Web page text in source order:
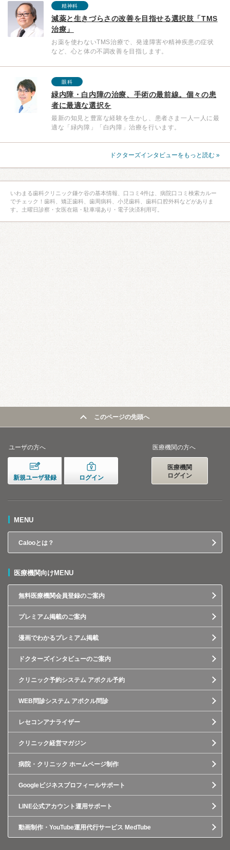
精神科
減薬と生きづらさの改善を目指せる選択肢「TMS
治療」
お薬を使わないTMS治療で、発達障害や精神疾患の症状
など、心と体の不調改善を目指します。
眼科
緑内障・白内障の治療、手術の最前線。個々の患
者に最適な選択を
最新の知見と豊富な経験を生かし、患者さま一人一人に最
適な「緑内障」「白内障」治療を行います。
ドクターズインタビューをもっと読む »
いわまる歯科クリニック鎌ケ谷の基本情報、口コミ4件は、病院口コミ検索カルー
でチェック！歯科、矯正歯科、歯周病科、小児歯科、歯科口腔外科などがありま
す。土曜日診察・女医在籍・駐車場あり・電子決済利用可。
このページの先頭へ
ユーザの方へ
新規ユーザ登録 ログイン
医療機関の方へ
医療機関
ログイン
MENU
Calooとは？
医療機関向けMENU
無料医療機関会員登録のご案内
プレミアム掲載のご案内
漫画でわかるプレミアム掲載
ドクターズインタビューのご案内
クリニック予約システム アポクル予約
WEB問診システム アポクル問診
レセコンアナライザー
クリニック経営マガジン
病院・クリニック ホームページ制作
Googleビジネスプロフィールサポート
LINE公式アカウント運用サポート
動画制作・YouTube運用代行サービス MedTube